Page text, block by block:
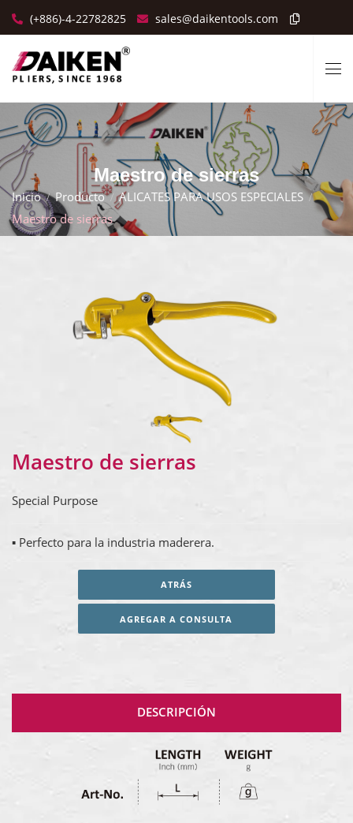
(+886)-4-22782825 sales@daikentools.com
Maestro de sierras
Inicio Producto
ALICATES PARA USOS ESPECIALES
Maestro de sierras
Maestro de sierras
Special Purpose
▪ Perfecto para la industria maderera.
ATRÁS
AGREGAR A CONSULTA
DESCRIPCIÓN